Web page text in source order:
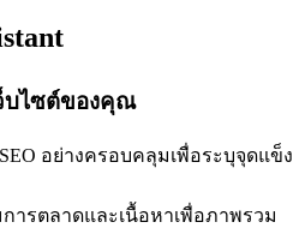
บไซต์ของคุณ
อย่างครอบคลุมเพื่อระบุจุดแข็ง
ารตลาดและเนื้อหาเพื่อภาพรวม